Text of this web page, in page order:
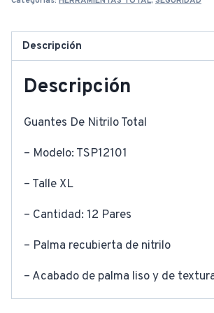
Descripción
Descripción
Guantes De Nitrilo Total
– Modelo: TSP12101
– Talle XL
– Cantidad: 12 Pares
– Palma recubierta de nitrilo
– Acabado de palma liso y de